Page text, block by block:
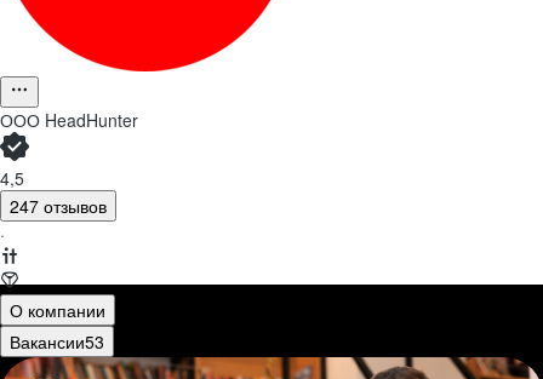
ООО HeadHunter
4,5
247 отзывов
·
О компании
Вакансии53